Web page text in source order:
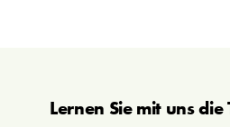
Lernen Sie mit uns